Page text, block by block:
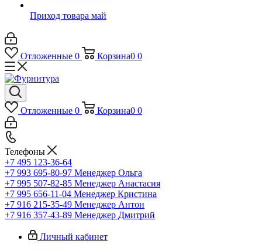
Приход товара май
Отложенные 0 Корзина0 0
Отложенные 0 Корзина0 0
Телефоны
+7 495 123-36-64
+7 993 695-80-97 Менеджер Ольга
+7 995 507-82-85 Менеджер Анастасия
+7 995 656-11-04 Менеджер Кристина
+7 916 215-35-49 Менеджер Антон
+7 916 357-43-89 Менеджер Дмитрий
Личный кабинет